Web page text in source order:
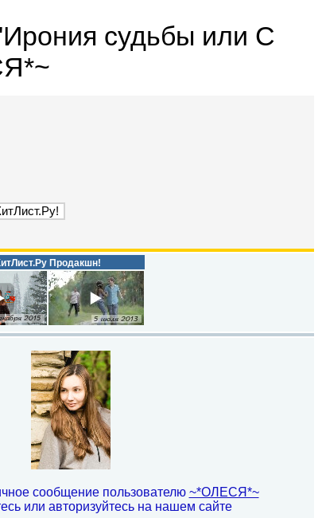
судьбы или С
Продакшн!
сообщение пользователю ~*ОЛЕСЯ*~
или авторизуйтесь на нашем сайте